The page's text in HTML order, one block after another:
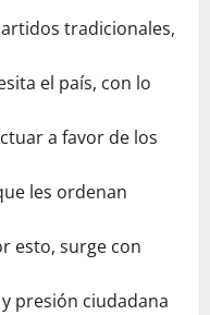
tradicionales,
el país, con lo
a favor de los
les ordenan
esto, surge con
presión ciudadana